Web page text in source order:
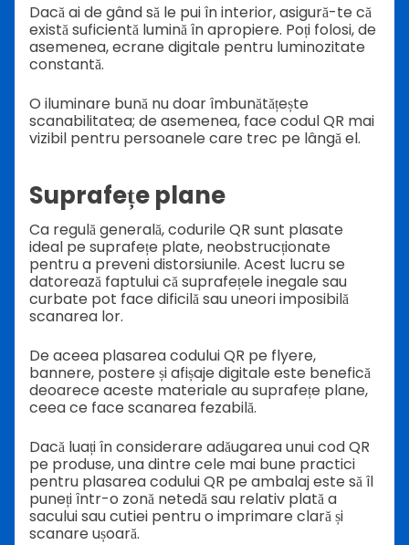
Dacă ai de gând să le pui în interior, asigură-te că
există suficientă lumină în apropiere. Poți folosi, de
asemenea, ecrane digitale pentru luminozitate
constantă.
O iluminare bună nu doar îmbunătățește
scanabilitatea; de asemenea, face codul QR mai
vizibil pentru persoanele care trec pe lângă el.
Suprafețe plane
Ca regulă generală, codurile QR sunt plasate
ideal pe suprafețe plate, neobstrucționate
pentru a preveni distorsiunile. Acest lucru se
datorează faptului că suprafețele inegale sau
curbate pot face dificilă sau uneori imposibilă
scanarea lor.
De aceea plasarea codului QR pe flyere,
bannere, postere și afișaje digitale este benefică
deoarece aceste materiale au suprafețe plane,
ceea ce face scanarea fezabilă.
Dacă luați în considerare adăugarea unui cod QR
pe produse, una dintre cele mai bune practici
pentru plasarea codului QR pe ambalaj este să îl
puneți într-o zonă netedă sau relativ plată a
sacului sau cutiei pentru o imprimare clară și
scanare ușoară.